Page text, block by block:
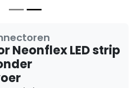
Neonflex LED strip